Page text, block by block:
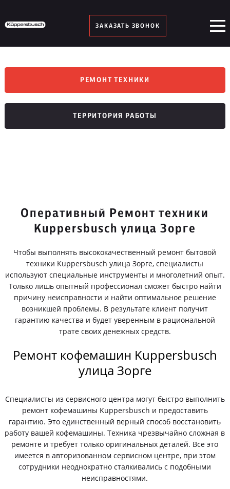
ЗАКАЗАТЬ ЗВОНОК
РЕМОНТ ТЕХНИКИ
ТЕРРИТОРИЯ РАБОТЫ
Оперативный Ремонт техники
Kuppersbusch улица Зорге
Чтобы выполнять высококачественный ремонт бытовой
техники Kuppersbusch улица Зорге, специалисты
используют специальные инструменты и многолетний опыт.
Только лишь опытный профессионал сможет быстро найти
причину неисправности и найти оптимальное решение
возникшей проблемы. В результате клиент получит
гарантию качества и будет уверенным в рациональной
трате своих денежных средств.
Ремонт кофемашин Kuppersbusch
улица Зорге
Специалисты из сервисного центра могут быстро выполнить
ремонт кофемашины Kuppersbusch и предоставить
гарантию. Это единственный верный способ восстановить
работу вашей кофемашины. Техника чрезвычайно сложная в
ремонте и требует только оригинальных деталей. Все это
имеется в авторизованном сервисном центре, при этом
сотрудники неоднократно сталкивались с подобными
неисправностями.